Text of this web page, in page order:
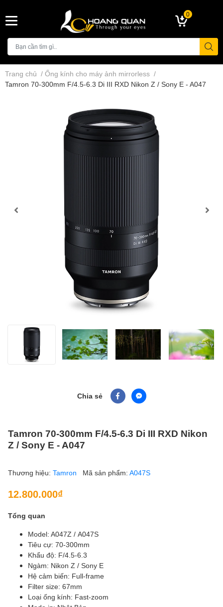
0
Trang chủ / Ống kính cho máy ảnh mirrorless /
Tamron 70-300mm F/4.5-6.3 Di III RXD Nikon Z / Sony E - A047
Chia sẻ
Tamron 70-300mm F/4.5-6.3 Di III RXD Nikon
Z / Sony E - A047
Thương hiệu: Tamron Mã sản phẩm: A047S
12.800.000₫
Tổng quan
Model: A047Z / A047S
Tiêu cự: 70-300mm
Khẩu độ: F/4.5-6.3
Ngàm: Nikon Z / Sony E
Hệ cảm biến: Full-frame
Filter size: 67mm
Loại ống kính: Fast-zoom